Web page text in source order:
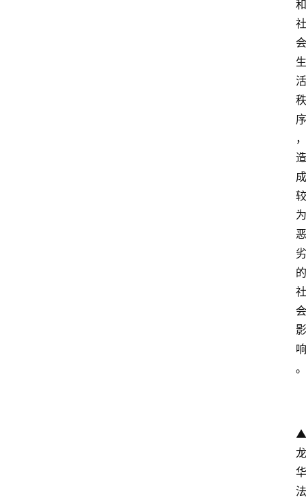
和
社
会
生
活
秩
序
，
造
成
较
为
恶
劣
的
社
会
影
响
。
▲
龙
华
法